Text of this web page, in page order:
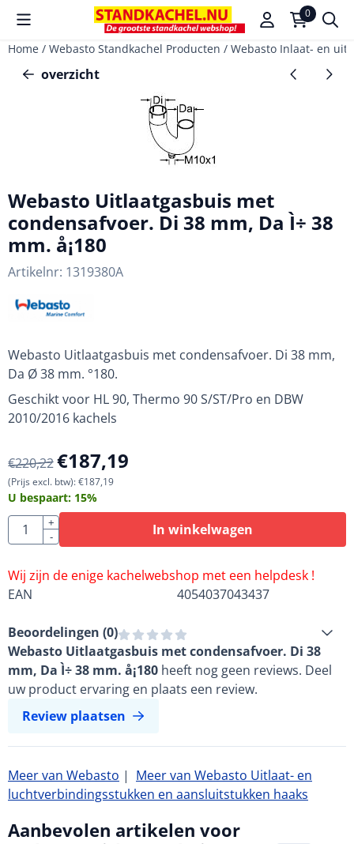
Cookievoorkeuren zijn beschikbaar. Kies instellingen of sta
0
Home / Webasto Standkachel Producten / Webasto Inlaat- en
overzicht
Webasto Uitlaatgasbuis met
condensafvoer. Di 38 mm, Da Ì÷ 38
mm. å¡180
Artikelnr: 1319380A
Webasto Uitlaatgasbuis met condensafvoer. Di 38 mm,
Da Ø 38 mm. °180.
Geschikt voor HL 90, Thermo 90 S/ST/Pro en DBW
2010/2016 kachels
€220,22€187,19
(Prijs excl. btw):€187,19
U bespaart: 15%
Aantal
+
-
In winkelwagen
Wij zijn de enige kachelwebshop met een helpdesk !
EAN
4054037043437
Beoordelingen (0)
Webasto Uitlaatgasbuis met condensafvoer. Di 38
mm, Da Ì÷ 38 mm. å¡180 heeft nog geen reviews. Deel
uw product ervaring en plaats een review.
Review plaatsen
Meer van Webasto | Meer van Webasto Uitlaat- en
luchtverbindingsstukken en aansluitstukken haaks
Aanbevolen artikelen voor